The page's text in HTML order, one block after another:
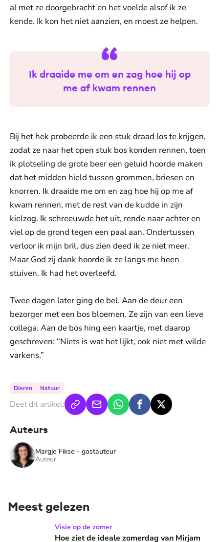
al met ze doorgebracht en het voelde alsof ik ze
kende. Ik kon het niet aanzien, en moest ze helpen.
Ik draaide me om en zag hoe hij op
me af kwam rennen
Bij het hek probeerde ik een stuk draad los te krijgen,
zodat ze naar het open stuk bos konden rennen, toen
ik plotseling de grote beer een geluid hoorde maken
dat het midden hield tussen grommen, briesen en
knorren. Ik draaide me om en zag hoe hij op me af
kwam rennen, met de rest van de kudde in zijn
kielzog. Ik schreeuwde het uit, rende naar achter en
viel op de grond tegen een paal aan. Ondertussen
verloor ik mijn bril, dus zien deed ik ze niet meer.
Maar God zij dank hoorde ik ze langs me heen
stuiven. Ik had het overleefd.
Twee dagen later ging de bel. Aan de deur een
bezorger met een bos bloemen. Ze zijn van een lieve
collega. Aan de bos hing een kaartje, met daarop
geschreven: “Niets is wat het lijkt, ook niet met wilde
varkens.”
Dieren Natuur
Deel dit artikel:
Auteurs
Margje Fikse - gastauteur
Auteur
Meest gelezen
Hoe ziet de ideale zomerdag van Mirjam Bouwman eruit?
Visie op de zomer
Hoe ziet de ideale zomerdag van Mirjam